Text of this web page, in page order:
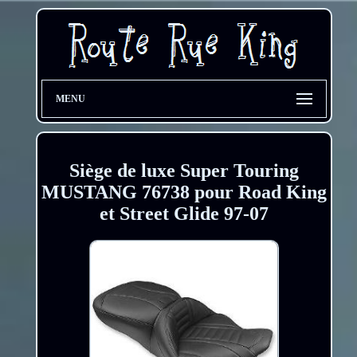
MENU
Siège de luxe Super Touring
MUSTANG 76738 pour Road King
et Street Glide 97-07